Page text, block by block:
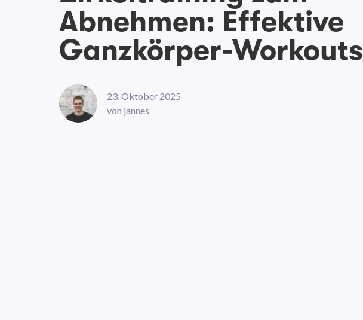
Abnehmen: Effektive
Ganzkörper-Workouts
23. Oktober 2025
von jannes